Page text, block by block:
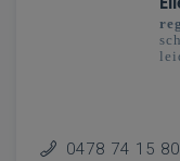
0478 74 15 80